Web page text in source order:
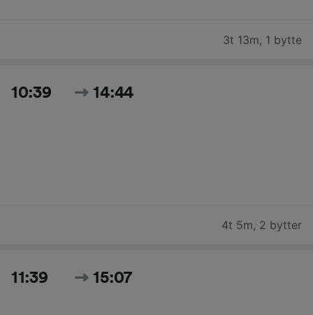
3t 13m, 1 bytte
10:39 14:44
4t 5m, 2 bytter
11:39 15:07